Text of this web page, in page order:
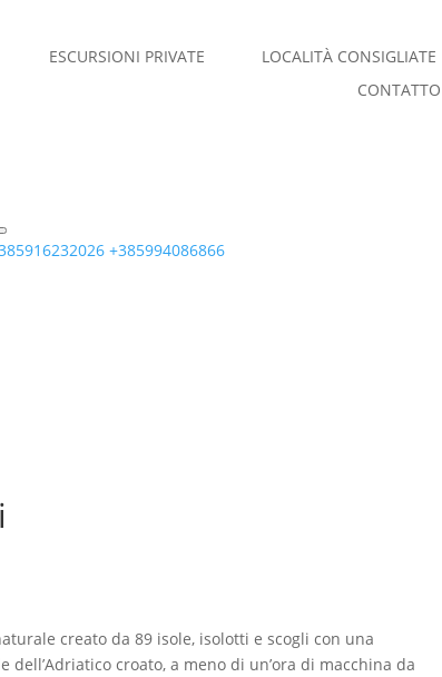
ESCURSIONI PRIVATE LOCALITÀ CONSIGLIATE
CONTATTO
+385994086866
creato da 89 isole, isolotti e scogli con una
croato, a meno di un’ora di macchina da